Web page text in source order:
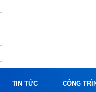
TIN TỨC
CÔNG